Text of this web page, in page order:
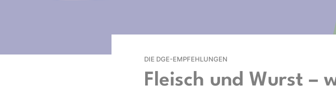
DIE DGE-EMPFEHLUNGEN
Fleisch und Wurst –